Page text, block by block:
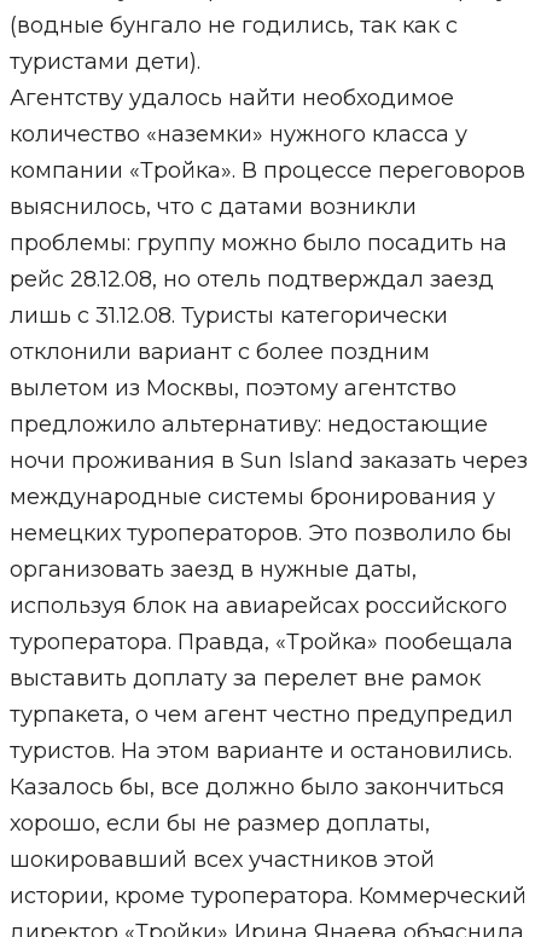
(водные бунгало не годились, так как с
туристами дети).
Агентству удалось найти необходимое
количество «наземки» нужного класса у
компании «Тройка». В процессе переговоров
выяснилось, что с датами возникли
проблемы: группу можно было посадить на
рейс 28.12.08, но отель подтверждал заезд
лишь с 31.12.08. Туристы категорически
отклонили вариант с более поздним
вылетом из Москвы, поэтому агентство
предложило альтернативу: недостающие
ночи проживания в Sun Island заказать через
международные системы бронирования у
немецких туроператоров. Это позволило бы
организовать заезд в нужные даты,
используя блок на авиарейсах российского
туроператора. Правда, «Тройка» пообещала
выставить доплату за перелет вне рамок
турпакета, о чем агент честно предупредил
туристов. На этом варианте и остановились.
Казалось бы, все должно было закончиться
хорошо, если бы не размер доплаты,
шокировавший всех участников этой
истории, кроме туроператора. Коммерческий